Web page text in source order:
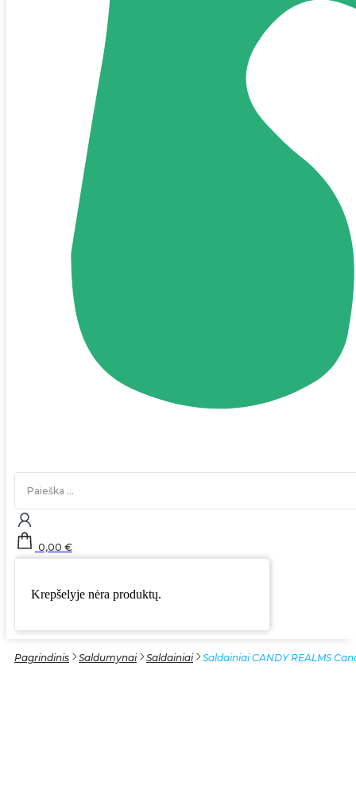
Search
0,00 €
Krepšelyje nėra produktų.
Pagrindinis Saldumynai Saldainiai Saldainiai CANDY REALMS